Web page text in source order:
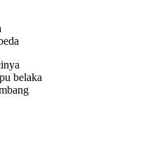
belaka